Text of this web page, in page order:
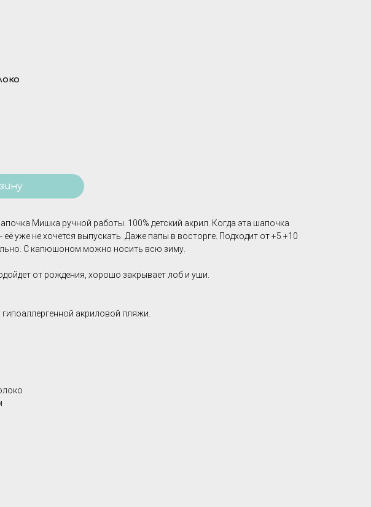
Мишка ручной работы. 100% детский акрил. Когда эта шапочка
её уже не хочется выпускать. Даже папы в восторге. Подходит от +5 +10
С капюшоном можно носить всю зиму.
от рождения, хорошо закрывает лоб и уши.
акриловой пляжи.